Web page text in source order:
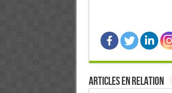
Articles en relation